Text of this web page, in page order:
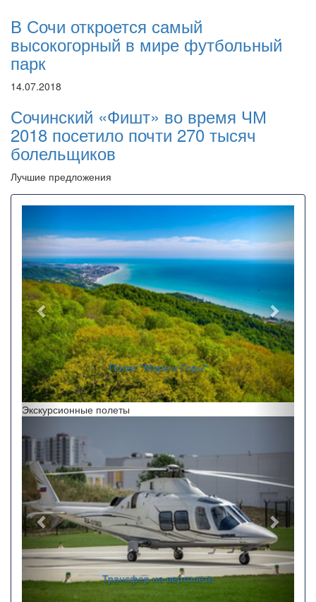
В Сочи откроется самый
высокогорный в мире футбольный
парк
14.07.2018
Сочинский «Фишт» во время ЧМ
2018 посетило почти 270 тысяч
болельщиков
Лучшие предложения
"Полет на закате"
Экскурсионные полеты
Перелеты по краю